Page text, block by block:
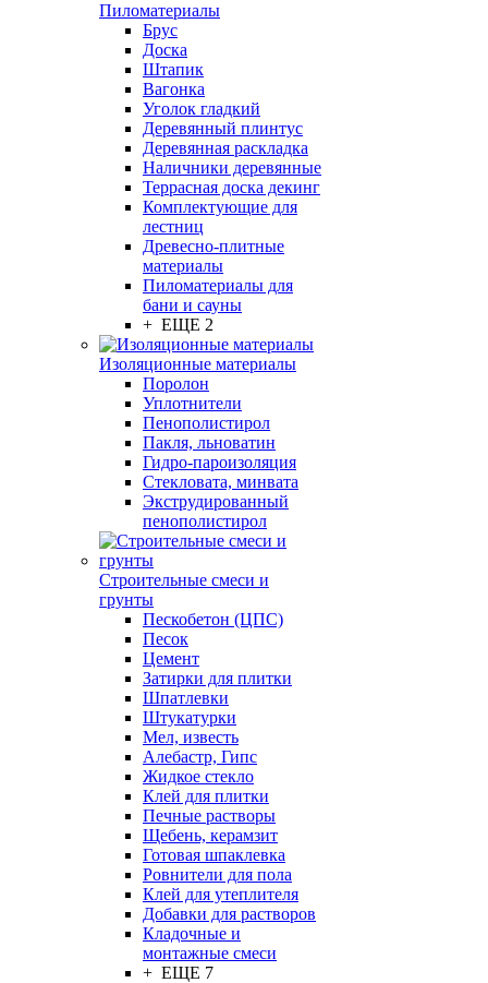
Пиломатериалы
Брус
Доска
Штапик
Вагонка
Уголок гладкий
Деревянный плинтус
Деревянная раскладка
Наличники деревянные
Террасная доска декинг
Комплектующие для
лестниц
Древесно-плитные
материалы
Пиломатериалы для
бани и сауны
+ ЕЩЕ 2
Изоляционные материалы
Поролон
Уплотнители
Пенополистирол
Пакля, льноватин
Гидро-пароизоляция
Стекловата, минвата
Экструдированный
пенополистирол
Строительные смеси и
грунты
Пескобетон (ЦПС)
Песок
Цемент
Затирки для плитки
Шпатлевки
Штукатурки
Мел, известь
Алебастр, Гипс
Жидкое стекло
Клей для плитки
Печные растворы
Щебень, керамзит
Готовая шпаклевка
Ровнители для пола
Клей для утеплителя
Добавки для растворов
Кладочные и
монтажные смеси
+ ЕЩЕ 7